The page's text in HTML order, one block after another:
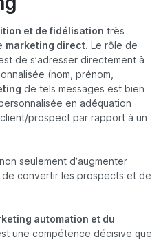
et de fidélisation très
marketing direct. Le rôle de
de s’adresser directement à
(nom, prénom,
de tels messages est bien
en adéquation
prospect par rapport à un
seulement d’augmenter
convertir les prospects et de
automation et du
est une compétence décisive que